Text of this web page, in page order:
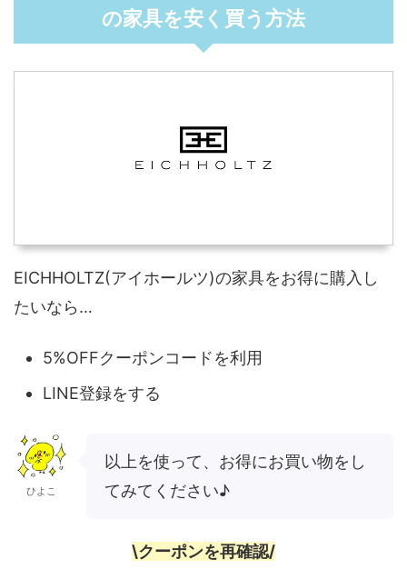
の家具を安く買う方法
EICHHOLTZ(アイホールツ)の家具をお得に購入し
たいなら…
5%OFFクーポンコードを利用
LINE登録をする
ひよこ
以上を使って、お得にお買い物をし
てみてください♪
\クーポンを再確認/